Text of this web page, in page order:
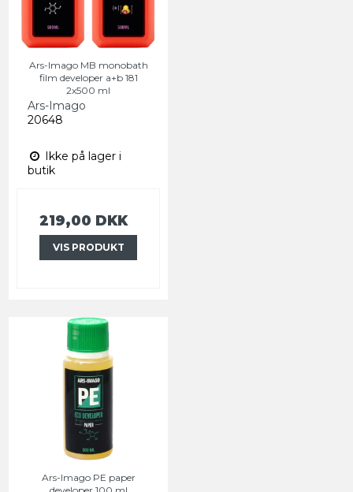
Ars-Imago MB monobath
film developer a+b 181
2x500 ml
Ars-Imago
20648
Ikke på lager i
butik
219,00 DKK
VIS PRODUKT
Ars-Imago PE paper